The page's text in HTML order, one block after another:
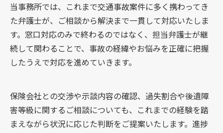
当事務所では、これまで交通事故案件に多く携わってき
た弁護士が、ご相談から解決まで一貫して対応いたしま
す。窓口対応のみで終わるのではなく、担当弁護士が継
続して関わることで、事故の経緯やお悩みを正確に把握
したうえで対応を進めていきます。
保険会社との交渉や示談内容の確認、過失割合や後遺障
害等級に関するご相談についても、これまでの経験を踏
まえながら状況に応じた判断をご提案いたします。進捗